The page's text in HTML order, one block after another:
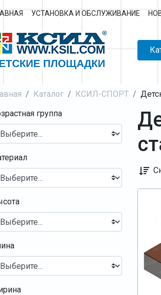
УСТАНОВКА И ОБСЛУЖИВАНИЕ
Каталог КСИЛ-СПОРТ
группа